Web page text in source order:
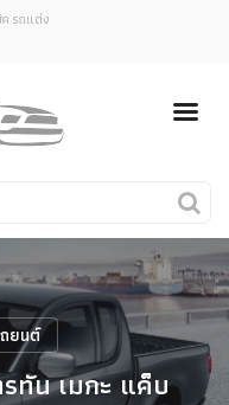
อน
ารเมื่อมีการอัพเดต
รถแต่ง
รถใหม่
คนรักรถ
รถแต่ง
พริตตี้
งานแสดงรถ
Car In The Movie
สเปคราคา รถยนต์
ยนต์
ทัน เมกะ แค็บ